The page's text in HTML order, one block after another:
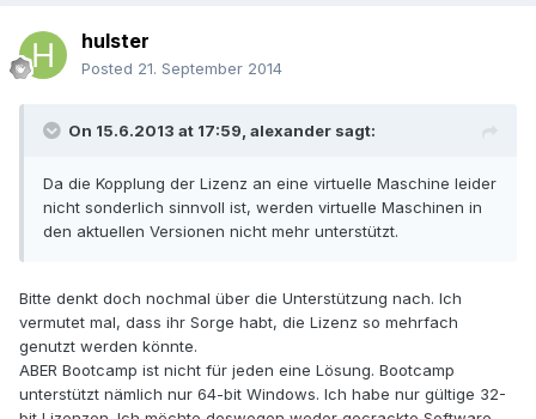
hulster
Posted 21. September 2014
On 15.6.2013 at 17:59, alexander sagt:
Da die Kopplung der Lizenz an eine virtuelle Maschine leider
nicht sonderlich sinnvoll ist, werden virtuelle Maschinen in
den aktuellen Versionen nicht mehr unterstützt.
Bitte denkt doch nochmal über die Unterstützung nach. Ich
vermutet mal, dass ihr Sorge habt, die Lizenz so mehrfach
genutzt werden könnte.
ABER Bootcamp ist nicht für jeden eine Lösung. Bootcamp
unterstützt nämlich nur 64-bit Windows. Ich habe nur gültige 32-